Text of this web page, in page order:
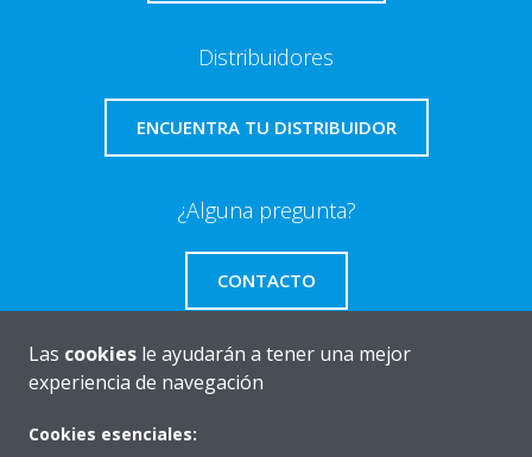
Distribuidores
ENCUENTRA TU DISTRIBUIDOR
¿Alguna pregunta?
CONTACTO
Quiénes somos
Las cookies le ayudarán a tener una mejor
experiencia de navegación
Cookies esenciales: